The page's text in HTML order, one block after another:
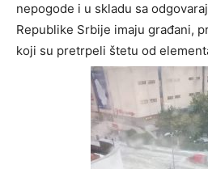
nepogode i u skladu sa
Republike Srbije imaju građani,
koji su pretrpeli štetu od